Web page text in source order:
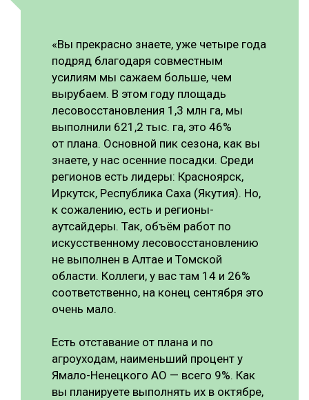
«Вы прекрасно знаете, уже четыре года
подряд благодаря совместным
усилиям мы сажаем больше, чем
вырубаем. В этом году площадь
лесовосстановления 1,3 млн га, мы
выполнили 621,2 тыс. га, это 46%
от плана. Основной пик сезона, как вы
знаете, у нас осенние посадки. Среди
регионов есть лидеры: Красноярск,
Иркутск, Республика Саха (Якутия). Но,
к сожалению, есть и регионы-
аутсайдеры. Так, объём работ по
искусственному лесовосстановлению
не выполнен в Алтае и Томской
области. Коллеги, у вас там 14 и 26%
соответственно, на конец сентября это
очень мало.
Есть отставание от плана и по
агроуходам, наименьший процент у
Ямало-Ненецкого АО — всего 9%. Как
вы планируете выполнять их в октябре,